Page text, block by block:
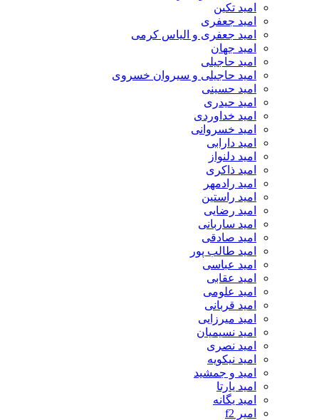
امید تکین
امید جعفری
امید جعفری و الیاس کرمی
امید جهان
امید حاجیلی
امید حاجیلی و سیروان خسروی
امید حسینی
امید حیدری
امید خداوردی
امید خسروانی
امید دارابی
امید دلنواز
امید ذاکری
امید رادمهر
امید راستین
امید رضایی
امید ساربانی
امید صادقی
امید طالب پور
امید عباسی
امید عقابی
امید علومی
امید قربانی
امید میرزایی
امید نسیمیان
امید نصری
امید نیکویه
امید و جمشید
امید یارتا
امید یگانه
امیر f2